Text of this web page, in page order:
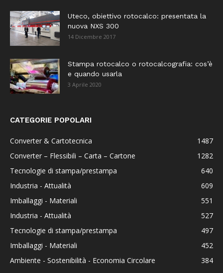
Uteco, obiettivo rotocalco: presentata la
nuova NXS 300
14 Dicembre 2017
Stampa rotocalco o rotocalcografia: cos’è
e quando usarla
3 Aprile 2020
CATEGORIE POPOLARI
Converter & Cartotecnica
1487
Converter – Flessibili – Carta – Cartone
1282
Tecnologie di stampa/prestampa
640
Industria - Attualità
609
Imballaggi - Materiali
551
Industria - Attualità
527
Tecnologie di stampa/prestampa
497
Imballaggi - Materiali
452
Ambiente - Sostenibilità - Economia Circolare
384